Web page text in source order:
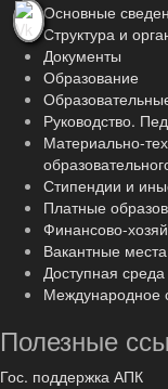
Основные
Структура и
Документы
Образование
Руководство.
Материально-
Стипендии и
Платные
Финансово-
Вакантные
Доступная среда
Международное
Полезные
Гос. поддержка АПК